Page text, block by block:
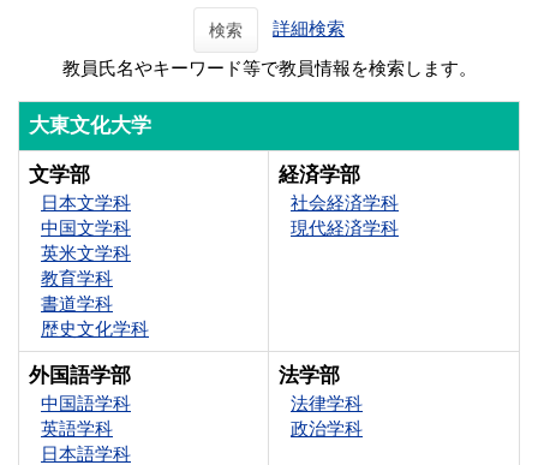
検索
詳細検索
教員氏名やキーワード等で教員情報を検索します。
大東文化大学
文学部
日本文学科
中国文学科
英米文学科
教育学科
書道学科
歴史文化学科
経済学部
社会経済学科
現代経済学科
外国語学部
中国語学科
英語学科
日本語学科
法学部
法律学科
政治学科